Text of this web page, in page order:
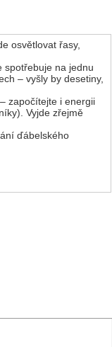
osvětlovat řasy,
spotřebuje na jednu
– vyšly by desetiny,
započítejte i energii
Vyjde zřejmě
ďábelského